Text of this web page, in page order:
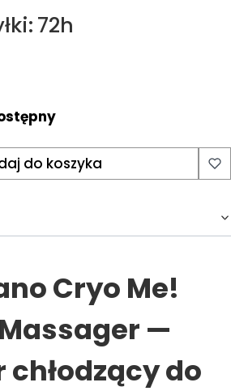
72h
do koszyka
Cryo Me!
—
do